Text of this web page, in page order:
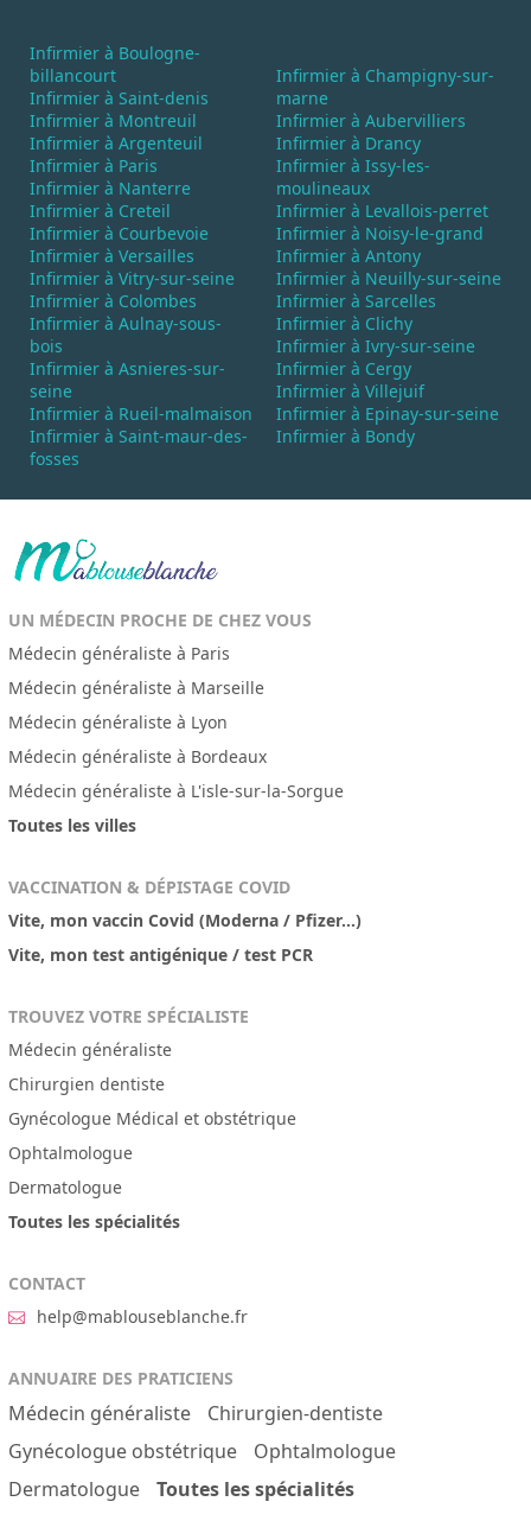
Infirmier à Boulogne-
billancourt
Infirmier à Saint-denis
Infirmier à Montreuil
Infirmier à Argenteuil
Infirmier à Paris
Infirmier à Nanterre
Infirmier à Creteil
Infirmier à Courbevoie
Infirmier à Versailles
Infirmier à Vitry-sur-seine
Infirmier à Colombes
Infirmier à Aulnay-sous-
bois
Infirmier à Asnieres-sur-
seine
Infirmier à Rueil-malmaison
Infirmier à Saint-maur-des-
fosses
Infirmier à Champigny-sur-
marne
Infirmier à Aubervilliers
Infirmier à Drancy
Infirmier à Issy-les-
moulineaux
Infirmier à Levallois-perret
Infirmier à Noisy-le-grand
Infirmier à Antony
Infirmier à Neuilly-sur-seine
Infirmier à Sarcelles
Infirmier à Clichy
Infirmier à Ivry-sur-seine
Infirmier à Cergy
Infirmier à Villejuif
Infirmier à Epinay-sur-seine
Infirmier à Bondy
UN MÉDECIN PROCHE DE CHEZ VOUS
Médecin généraliste à Paris
Médecin généraliste à Marseille
Médecin généraliste à Lyon
Médecin généraliste à Bordeaux
Médecin généraliste à L'isle-sur-la-Sorgue
Toutes les villes
VACCINATION & DÉPISTAGE COVID
Vite, mon vaccin Covid (Moderna / Pfizer...)
Vite, mon test antigénique / test PCR
TROUVEZ VOTRE SPÉCIALISTE
Médecin généraliste
Chirurgien dentiste
Gynécologue Médical et obstétrique
Ophtalmologue
Dermatologue
Toutes les spécialités
CONTACT
help@mablouseblanche.fr
ANNUAIRE DES PRATICIENS
Médecin généraliste
Chirurgien-dentiste
Gynécologue obstétrique
Ophtalmologue
Dermatologue
Toutes les spécialités